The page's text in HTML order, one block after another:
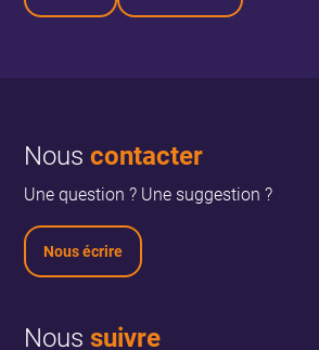
Nouscontacter
Une question ? Une suggestion ?
Nous écrire
Noussuivre